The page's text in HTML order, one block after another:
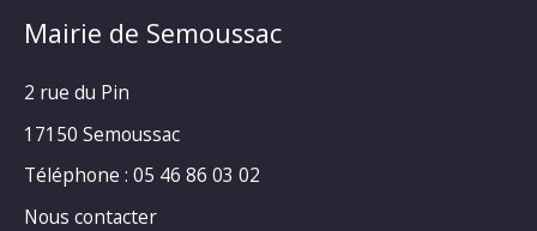
Mairie de Semoussac
2 rue du Pin
17150 Semoussac
Téléphone : 05 46 86 03 02
Nous contacter